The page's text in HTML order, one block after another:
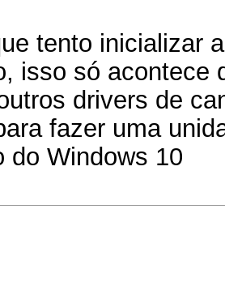
tento inicializar
isso só acontece
drivers de
fazer uma
do Windows 10